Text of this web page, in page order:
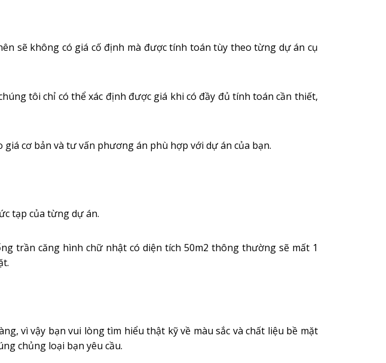
sẽ không có giá cố định mà được tính toán tùy theo từng dự án cụ
tôi chỉ có thể xác định được giá khi có đầy đủ tính toán cần thiết,
cơ bản và tư vấn phương án phù hợp với dự án của bạn.
tạp của từng dự án.
trần căng hình chữ nhật có diện tích 50m2 thông thường sẽ mất 1
vì vậy bạn vui lòng tìm hiểu thật kỹ về màu sắc và chất liệu bề mặt
chủng loại bạn yêu cầu.